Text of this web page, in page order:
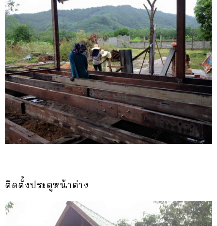
ติดตั้งประตูหน้าต่าง